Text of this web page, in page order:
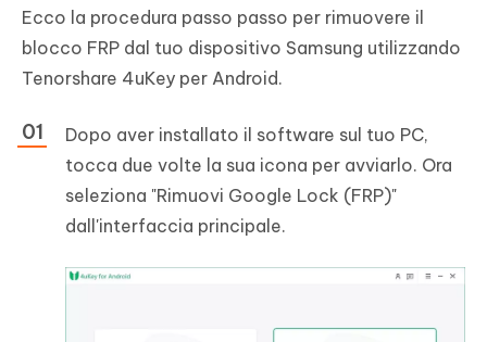
Ecco la procedura passo passo per rimuovere il
blocco FRP dal tuo dispositivo Samsung utilizzando
Tenorshare 4uKey per Android.
Dopo aver installato il software sul tuo PC,
tocca due volte la sua icona per avviarlo. Ora
seleziona "Rimuovi Google Lock (FRP)"
dall'interfaccia principale.